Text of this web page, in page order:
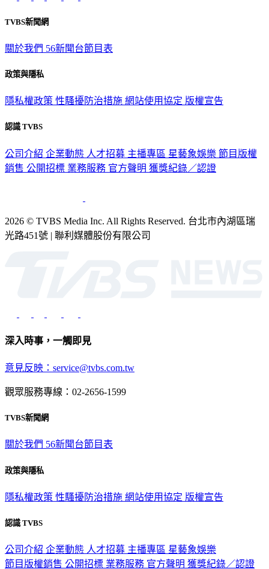
TVBS新聞網
關於我們 56新聞台節目表
政策與隱私
隱私權政策 性騷擾防治措施 網站使用協定 版權宣告
認識 TVBS
公司介紹 企業動態 人才招募 主播專區 星藝象娛樂 節目版權
銷售 公開招標 業務服務 官方聲明 獲獎紀錄／認證
2026 © TVBS Media Inc. All Rights Reserved. 台北市內湖區瑞
光路451號 | 聯利媒體股份有限公司
深入時事，一觸即見
意見反映：service@tvbs.com.tw
觀眾服務專線：02-2656-1599
TVBS新聞網
關於我們 56新聞台節目表
政策與隱私
隱私權政策 性騷擾防治措施 網站使用協定 版權宣告
認識 TVBS
公司介紹 企業動態 人才招募 主播專區 星藝象娛樂
節目版權銷售 公開招標 業務服務 官方聲明 獲獎紀錄／認證